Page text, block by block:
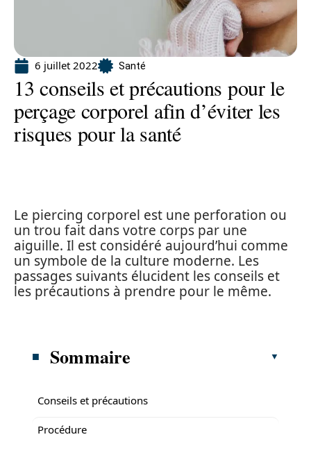
6 juillet 2022 Santé
13 conseils et précautions pour le
perçage corporel afin d’éviter les
risques pour la santé
Le piercing corporel est une perforation ou
un trou fait dans votre corps par une
aiguille. Il est considéré aujourd’hui comme
un symbole de la culture moderne. Les
passages suivants élucident les conseils et
les précautions à prendre pour le même.
Sommaire
Conseils et précautions
Procédure